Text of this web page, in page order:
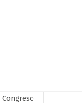
Congreso